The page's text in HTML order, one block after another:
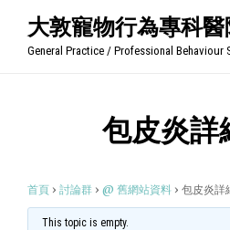
大敦寵物行為專科
General Practice / Professional Behaviour
包皮炎詳
首頁 › 討論群 › @ 舊網站資料 › 包皮炎詳
This topic is empty.